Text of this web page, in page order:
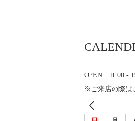
OPEN 11:00 -
※ご来店の際は